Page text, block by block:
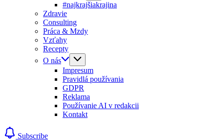
#najkrajšiakrajina
Zdravie
Consulting
Práca & Mzdy
Vzťahy
Recepty
O nás
Impresum
Pravidlá používania
GDPR
Reklama
Používanie AI v redakcii
Kontakt
Subscribe